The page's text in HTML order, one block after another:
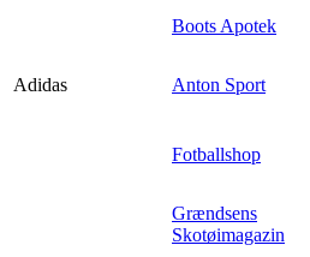
Boots Apotek
Adidas Anton Sport
Fotballshop
Grændsens
Skotøimagazin